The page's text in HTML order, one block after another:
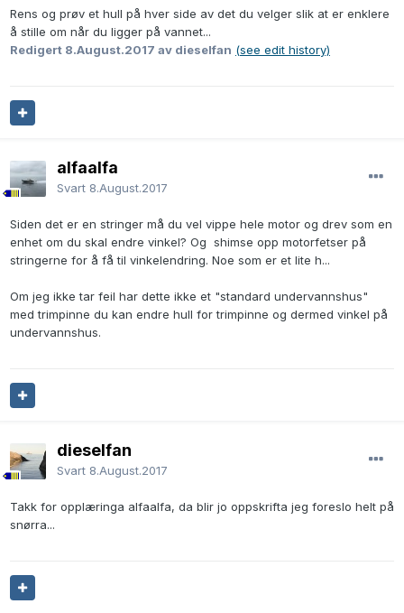
Rens og prøv et hull på hver side av det du velger slik at er enklere
å stille om når du ligger på vannet...
Redigert 8.August.2017 av dieselfan (see edit history)
alfaalfa
Svart 8.August.2017
Siden det er en stringer må du vel vippe hele motor og drev som en
enhet om du skal endre vinkel? Og shimse opp motorfetser på
stringerne for å få til vinkelendring. Noe som er et lite h...
Om jeg ikke tar feil har dette ikke et "standard undervannshus"
med trimpinne du kan endre hull for trimpinne og dermed vinkel på
undervannshus.
dieselfan
Svart 8.August.2017
Takk for opplæringa alfaalfa, da blir jo oppskrifta jeg foreslo helt på
snørra...